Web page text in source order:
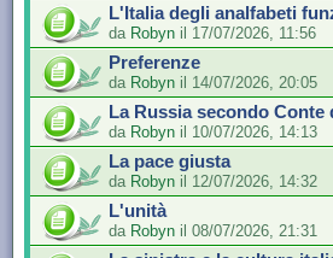
L'Italia degli analfabeti
da Robyn il 17/07/2026, 11:56
Preferenze
da Robyn il 14/07/2026, 20:05
La Russia secondo
da Robyn il 10/07/2026, 14:13
La pace giusta
da Robyn il 12/07/2026, 14:32
L'unità
da Robyn il 08/07/2026, 21:31